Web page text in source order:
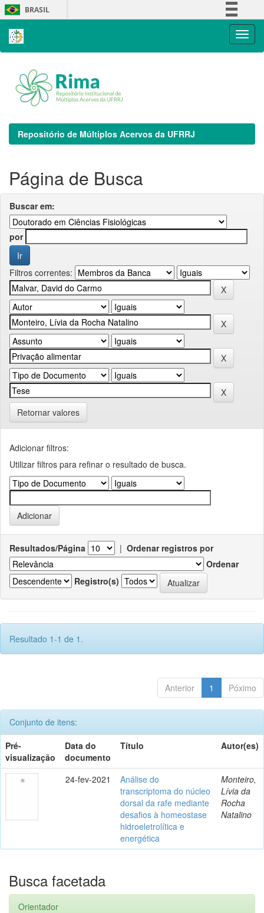
Skip
navigation
BRASIL
Repositório de Múltiplos Acervos da UFRRJ
Página de Busca
Buscar em:
por
Filtros correntes:
Retornar valores
Adicionar filtros:
Utilizar filtros para refinar o resultado de busca.
Resultados/Página | Ordenar registros por
Ordenar
Registro(s)
Resultado 1-1 de 1.
Anterior 1 Póximo
Conjunto de itens:
Pré-
visualização
Data do
documento
Título Autor(es)
24-fev-2021
Análise do
transcriptoma do núcleo
dorsal da rafe mediante
desafios à homeostase
hidroeletrolítica e
energética
Monteiro,
Lívia da
Rocha
Natalino
Busca facetada
Orientador